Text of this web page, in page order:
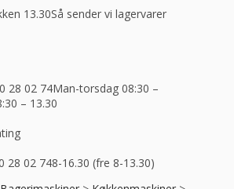
13.30Så sender vi lagervarer
28 02 74Man-torsdag 08:30 –
– 13.30
28 02 748-16.30 (fre 8-13.30)